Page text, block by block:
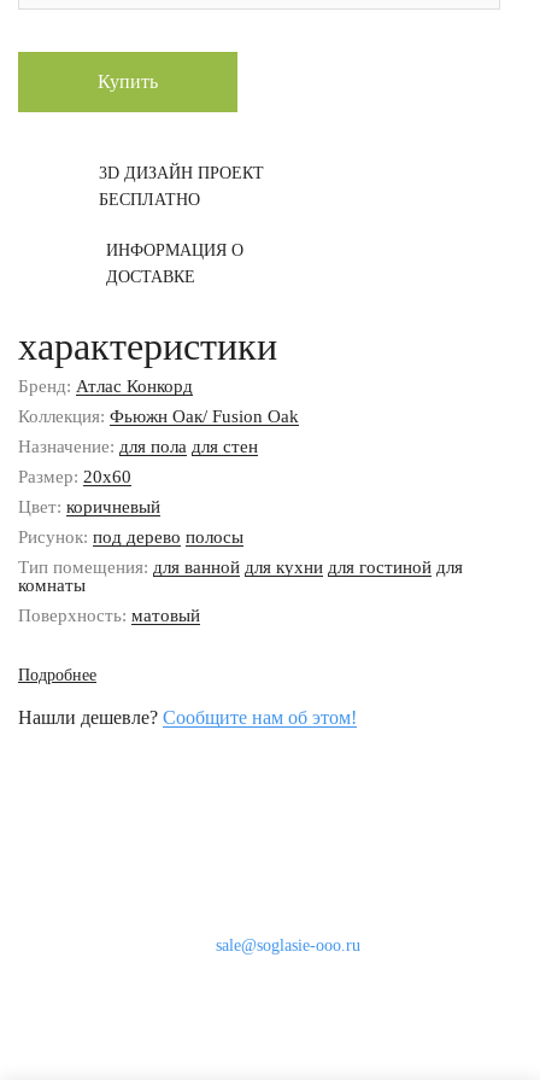
Купить
3D ДИЗАЙН ПРОЕКТ
БЕСПЛАТНО
ИНФОРМАЦИЯ О
ДОСТАВКЕ
характеристики
Бренд: Атлас Конкорд
Коллекция: Фьюжн Оак/ Fusion Oak
Назначение: для пола для стен
Размер: 20x60
Цвет: коричневый
Рисунок: под дерево полосы
Тип помещения: для ванной для кухни для гостиной для
комнаты
Поверхность: матовый
Подробнее
Нашли дешевле? Сообщите нам об этом!
sale@soglasie-ooo.ru